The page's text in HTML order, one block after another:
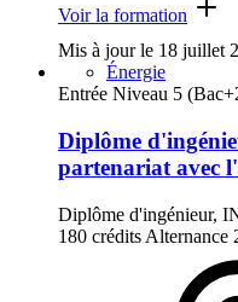
Voir la formation
Mis à jour le 18 juillet
Énergie
Entrée Niveau 5
Diplôme
partenariat avec
Diplôme d'ingénieur,
180 crédits Alternance